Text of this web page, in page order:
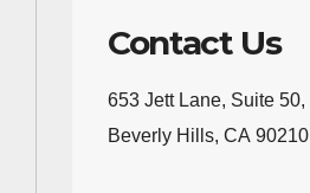
Contact Us
653 Jett Lane, Suite 50,
Beverly Hills, CA 90210